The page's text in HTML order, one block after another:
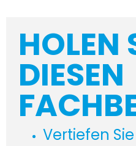
HOLEN
DIESEN
Vertiefen